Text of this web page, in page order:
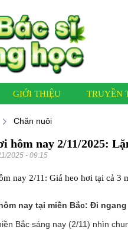
GIỚI THIỆU TRUYỀN
Báo chí
Thông Cáo
Chăn nuôi
hôm nay 2/11/2025:
2025 - 09:15
nay 2/11: Giá heo hơi tại cả
nay tại miền Bắc: Đi ngang
Bắc sáng nay (2/11) nhìn